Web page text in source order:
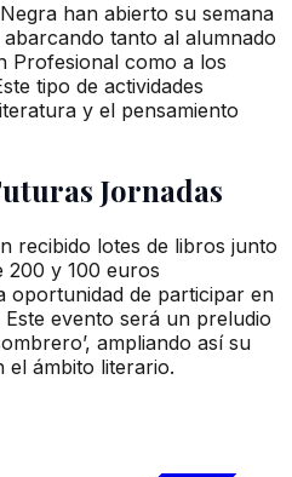
han abierto su semana
tanto al alumnado
Profesional como a los
tipo de actividades
y el pensamiento
Jornadas
recibido lotes de libros junto
200 y 100 euros
oportunidad de participar en
evento será un preludio
ampliando así su
el ámbito literario.